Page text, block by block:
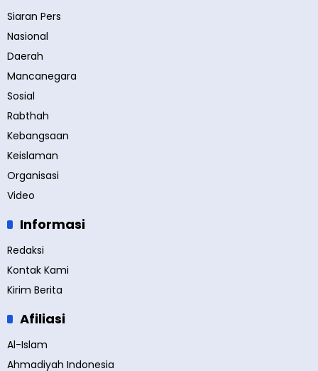
Siaran Pers
Nasional
Daerah
Mancanegara
Sosial
Rabthah
Kebangsaan
Keislaman
Organisasi
Video
Informasi
Redaksi
Kontak Kami
Kirim Berita
Afiliasi
Al-Islam
Ahmadiyah Indonesia